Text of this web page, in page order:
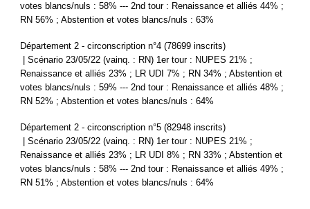
votes blancs/nuls : 58% --- 2nd tour : Renaissance et alliés 44% ;
RN 56% ; Abstention et votes blancs/nuls : 63%
Département 2 - circonscription n°4 (78699 inscrits)
| Scénario 23/05/22 (vainq. : RN) 1er tour : NUPES 21% ;
Renaissance et alliés 23% ; LR UDI 7% ; RN 34% ; Abstention et
votes blancs/nuls : 59% --- 2nd tour : Renaissance et alliés 48% ;
RN 52% ; Abstention et votes blancs/nuls : 64%
Département 2 - circonscription n°5 (82948 inscrits)
| Scénario 23/05/22 (vainq. : RN) 1er tour : NUPES 21% ;
Renaissance et alliés 23% ; LR UDI 8% ; RN 33% ; Abstention et
votes blancs/nuls : 58% --- 2nd tour : Renaissance et alliés 49% ;
RN 51% ; Abstention et votes blancs/nuls : 64%